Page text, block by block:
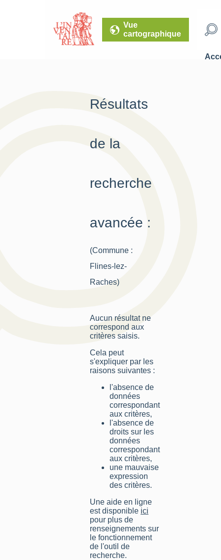
Vue
cartographique
Résultats
de la
recherche
avancée :
(Commune :
Flines-lez-
Raches)
Aucun résultat ne
correspond aux
critères saisis.
Cela peut
s'expliquer par les
raisons suivantes :
l'absence de
données
correspondant
aux critères,
l'absence de
droits sur les
données
correspondant
aux critères,
une mauvaise
expression
des critères.
Une aide en ligne
est disponible ici
pour plus de
renseignements sur
le fonctionnement
de l'outil de
recherche.